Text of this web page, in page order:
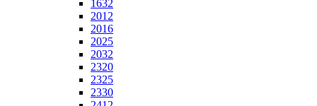
1632
2012
2016
2025
2032
2320
2325
2330